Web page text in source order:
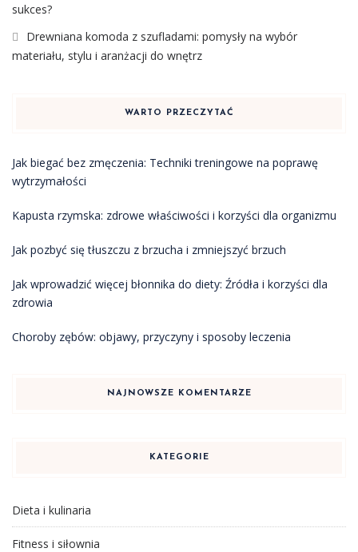
sukces?
Drewniana komoda z szufladami: pomysły na wybór
materiału, stylu i aranżacji do wnętrz
WARTO PRZECZYTAĆ
Jak biegać bez zmęczenia: Techniki treningowe na poprawę
wytrzymałości
Kapusta rzymska: zdrowe właściwości i korzyści dla organizmu
Jak pozbyć się tłuszczu z brzucha i zmniejszyć brzuch
Jak wprowadzić więcej błonnika do diety: Źródła i korzyści dla
zdrowia
Choroby zębów: objawy, przyczyny i sposoby leczenia
NAJNOWSZE KOMENTARZE
KATEGORIE
Dieta i kulinaria
Fitness i siłownia